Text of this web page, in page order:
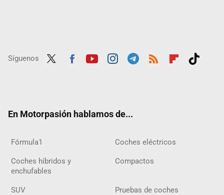
Síguenos
En Motorpasión hablamos de...
Fórmula1 Coches eléctricos
Coches híbridos y
enchufables
Compactos
SUV Pruebas de coches